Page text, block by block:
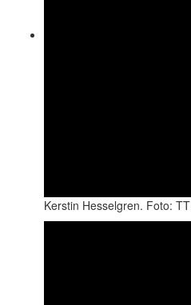
Kerstin Hesselgren. Foto: TT